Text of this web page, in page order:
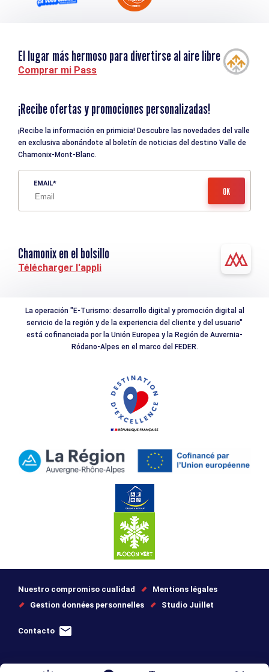
El lugar más hermoso para divertirse al aire libre
Comprar mi Pass
¡Recibe ofertas y promociones personalizadas!
¡Recibe la información en primicia! Descubre las novedades del valle
en exclusiva abonándote al boletín de noticias del destino Valle de
Chamonix-Mont-Blanc.
EMAIL
Chamonix en el bolsillo
Télécharger l'appli
La operación "E-Turismo: desarrollo digital y promoción digital al
servicio de la región y de la experiencia del cliente y del usuario"
está cofinanciada por la Unión Europea y la Región de Auvernia-
Ródano-Alpes en el marco del FEDER.
Nuestro compromiso cualidad
Mentions légales
Gestion données personnelles
Studio Juillet
Contacto